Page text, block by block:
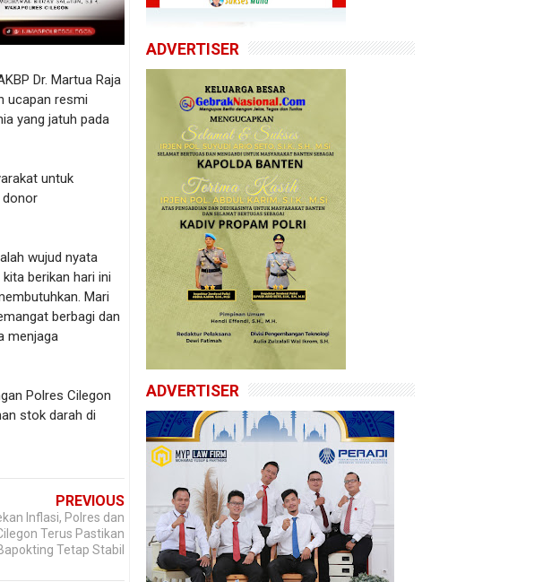
Dr. Martua Raja
ucapan resmi
yang jatuh pada
untuk
donor
wujud nyata
berikan hari ini
Mari
berbagi dan
menjaga
Polres Cilegon
stok darah di
PREVIOUS
Inflasi, Polres dan
Terus Pastikan
Tetap Stabil
ADVERTISER
ADVERTISER